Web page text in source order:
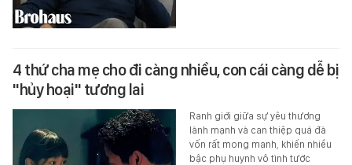
4 thứ cha mẹ cho đi càng nhiều, con cái càng dễ bị
"hủy hoại" tương lai
Ranh giới giữa sự yêu thương
lành mạnh và can thiệp quá đà
vốn rất mong manh, khiến nhiều
bậc phụ huynh vô tình tước